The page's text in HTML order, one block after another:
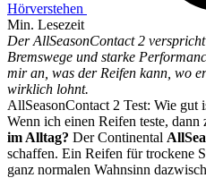
Hörverstehen
Min. Lesezeit
Der AllSeasonContact 2
Bremswege und starke
mir an, was der Reifen kann, wo
wirklich lohnt.
AllSeasonContact 2 Test: Wie
Wenn ich einen Reifen teste,
im Alltag? Der Continental
schaffen. Ein Reifen für trockene
ganz normalen Wahnsinn